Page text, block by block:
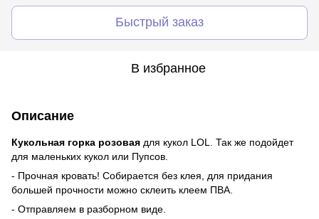
Быстрый заказ
В избранное
Описание
Кукольная горка розовая для кукол LOL. Так же подойдет
для маленьких кукол или Пупсов.
- Прочная кровать! Собирается без клея, для придания
большей прочности можно склеить клеем ПВА.
- Отправляем в разборном виде.